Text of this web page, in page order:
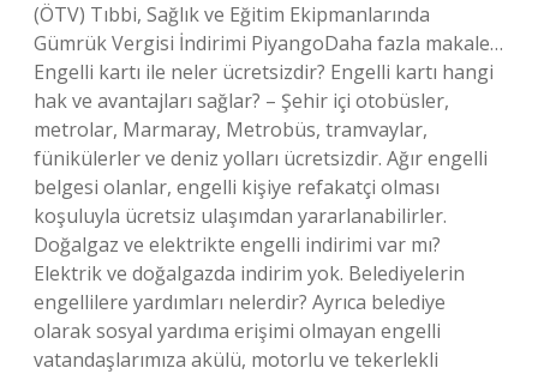
(ÖTV) Tıbbi, Sağlık ve Eğitim Ekipmanlarında
Gümrük Vergisi İndirimi PiyangoDaha fazla makale…
Engelli kartı ile neler ücretsizdir? Engelli kartı hangi
hak ve avantajları sağlar? – Şehir içi otobüsler,
metrolar, Marmaray, Metrobüs, tramvaylar,
fünikülerler ve deniz yolları ücretsizdir. Ağır engelli
belgesi olanlar, engelli kişiye refakatçi olması
koşuluyla ücretsiz ulaşımdan yararlanabilirler.
Doğalgaz ve elektrikte engelli indirimi var mı?
Elektrik ve doğalgazda indirim yok. Belediyelerin
engellilere yardımları nelerdir? Ayrıca belediye
olarak sosyal yardıma erişimi olmayan engelli
vatandaşlarımıza akülü, motorlu ve tekerlekli